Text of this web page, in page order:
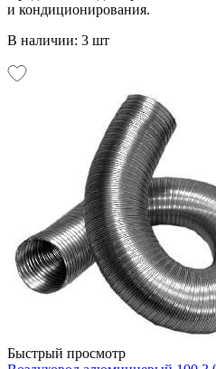
и кондиционирования.
В наличии: 3 шт
Быстрый просмотр